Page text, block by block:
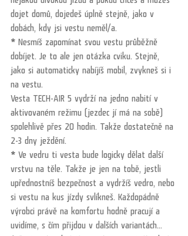
dojet domů, dojedeš úplně stejně, jako v
dobách, kdy jsi vestu neměl/a.
* Nesmíš zapomínat svou vestu průběžně
dobíjet. Je to ale jen otázka cviku. Stejně,
jako si automaticky nabíjíš mobil, zvykneš si i
na vestu.
Vesta TECH-AIR 5 vydrží na jedno nabití v
aktivovaném režimu (jezdec jí má na sobě)
spolehlivě přes 20 hodin. Takže dostatečně na
2-3 dny ježdění.
* Ve vedru ti vesta bude logicky dělat další
vrstvu na těle. Takže je jen na tobě, jestli
upřednostníš bezpečnost a vydržíš vedro, nebo
si vestu na kus jízdy svlíkneš. Každopádně
výrobci právě na komfortu hodně pracují a
uvidíme, s čím přijdou v dalších variantách...